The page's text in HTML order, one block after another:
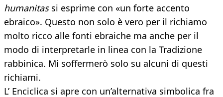
humanitassi esprime con «un forte accento
ebraico». Questo non solo è vero per il richiamo
molto ricco alle fonti ebraiche ma anche per il
modo di interpretarle in linea con la Tradizione
rabbinica. Mi soffermerò solo su alcuni di questi
richiami.
L’ Enciclica si apre con un’alternativa simbolica fra